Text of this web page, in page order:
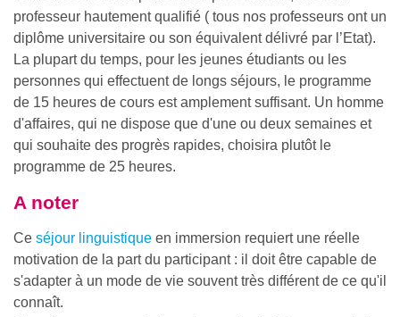
professeur hautement qualifié ( tous nos professeurs ont un
diplôme universitaire ou son équivalent délivré par l’Etat).
La plupart du temps, pour les jeunes étudiants ou les
personnes qui effectuent de longs séjours, le programme
de 15 heures de cours est amplement suffisant. Un homme
d'affaires, qui ne dispose que d'une ou deux semaines et
qui souhaite des progrès rapides, choisira plutôt le
programme de 25 heures.
A noter
Ce séjour linguistique en immersion requiert une réelle
motivation de la part du participant : il doit être capable de
s'adapter à un mode de vie souvent très différent de ce qu'il
connaît.